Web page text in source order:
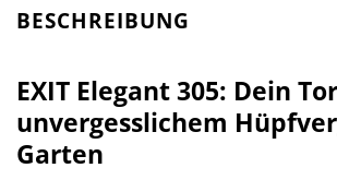
BESCHREIBUNG
EXIT Elegant 305: Dein
unvergesslichem
Garten